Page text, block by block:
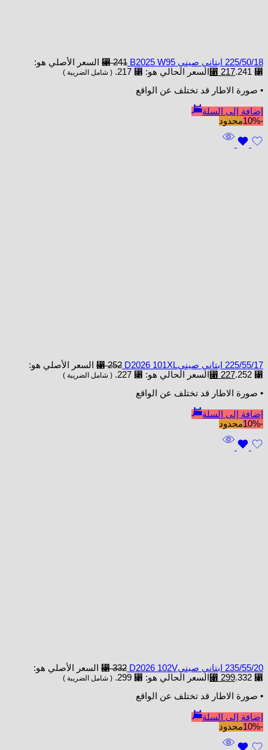
225/50/18 ابتاني صيني B2025 W95 ⃁241
السعر الأصلي هو:
⃁ 241.
⃁ 217 السعر الحالي هو: ⃁ 217. ( شامل الضريبة )
• صورة الاطار قد تختلف عن الواقع
إضافة إلى السلة
-10%
محدود
225/55/17 ابتاني صينيD2026 101XL ⃁252
السعر الأصلي هو:
⃁ 252.
⃁ 227 السعر الحالي هو: ⃁ 227. ( شامل الضريبة )
• صورة الاطار قد تختلف عن الواقع
إضافة إلى السلة
-10%
محدود
235/55/20 ابتاني صينيD2026 102V ⃁332
السعر الأصلي هو:
⃁ 332.
⃁ 299 السعر الحالي هو: ⃁ 299. ( شامل الضريبة )
• صورة الاطار قد تختلف عن الواقع
إضافة إلى السلة
-10%
محدود